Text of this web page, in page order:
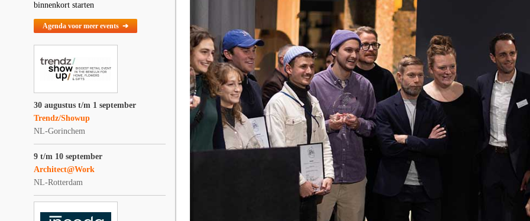
binnenkort starten
Agenda voor meer events ➔
30 augustus t/m 1 september
Trendz/Showup
NL-Gorinchem
9 t/m 10 september
Architect@Work
NL-Rotterdam